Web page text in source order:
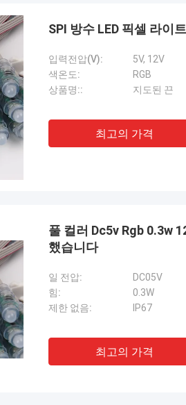
SPI 방수 LED 픽셀 라이
입력전압(V):
5V, 12V
색온도:
RGB
상품명::
지도된 끈
최고의 가격
풀 컬러 Dc5v Rgb 0.3w
했습니다
일 전압:
DC05V
힘:
0.3W
제한 없음:
IP67
최고의 가격